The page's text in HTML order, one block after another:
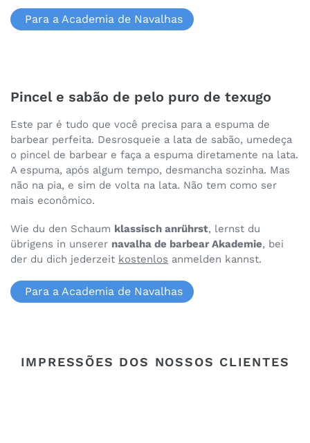
Para a Academia de Navalhas
Pincel e sabão de pelo puro de texugo
Este par é tudo que você precisa para a espuma de
barbear perfeita. Desrosqueie a lata de sabão, umedeça
o pincel de barbear e faça a espuma diretamente na lata.
A espuma, após algum tempo, desmancha sozinha. Mas
não na pia, e sim de volta na lata. Não tem como ser
mais econômico.
Wie du den Schaum klassisch anrührst, lernst du
übrigens in unserer navalha de barbear Akademie, bei
der du dich jederzeit kostenlos anmelden kannst.
Para a Academia de Navalhas
IMPRESSÕES DOS NOSSOS CLIENTES